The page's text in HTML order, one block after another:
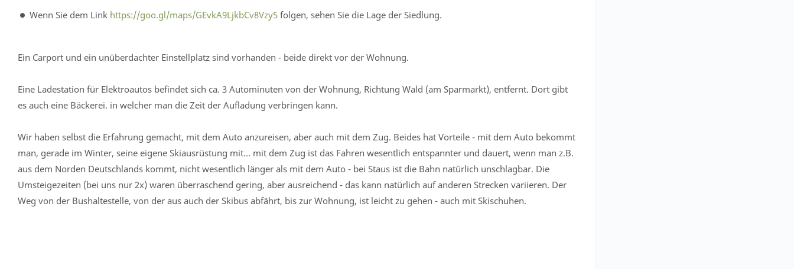
Wenn Sie dem Link https://goo.gl/maps/GEvkA9LjkbCv8Vzy5 folgen, sehen Sie die Lage der Siedlung.
Ein Carport und ein unüberdachter Einstellplatz sind vorhanden - beide direkt vor der Wohnung.
Eine Ladestation für Elektroautos befindet sich ca. 3 Autominuten von der Wohnung, Richtung Wald (am Sparmarkt), entfernt. Dort gibt
es auch eine Bäckerei. in welcher man die Zeit der Aufladung verbringen kann.
Wir haben selbst die Erfahrung gemacht, mit dem Auto anzureisen, aber auch mit dem Zug. Beides hat Vorteile - mit dem Auto bekommt
man, gerade im Winter, seine eigene Skiausrüstung mit... mit dem Zug ist das Fahren wesentlich entspannter und dauert, wenn man z.B.
aus dem Norden Deutschlands kommt, nicht wesentlich länger als mit dem Auto - bei Staus ist die Bahn natürlich unschlagbar. Die
Umsteigezeiten (bei uns nur 2x) waren überraschend gering, aber ausreichend - das kann natürlich auf anderen Strecken variieren. Der
Weg von der Bushaltestelle, von der aus auch der Skibus abfährt, bis zur Wohnung, ist leicht zu gehen - auch mit Skischuhen.